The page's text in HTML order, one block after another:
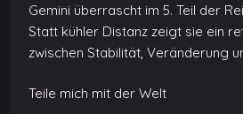
Gemini überrascht im 5. Teil der
Statt kühler Distanz zeigt sie ein
zwischen Stabilität, Veränderung
Teile mich mit der Welt